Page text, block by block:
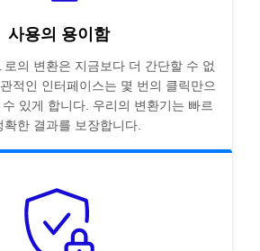
사용의 용이함
로의 변환은 지금보다 더 간단할 수 없
적인 인터페이스는 몇 번의 클릭만으
있게 합니다. 우리의 변환기는 빠르
확한 결과를 보장합니다.